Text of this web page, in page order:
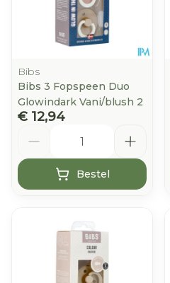
Bibs
Bibs 3 Fopspeen Duo
Glowindark Vani/blush 2
€ 12,94
Bestel